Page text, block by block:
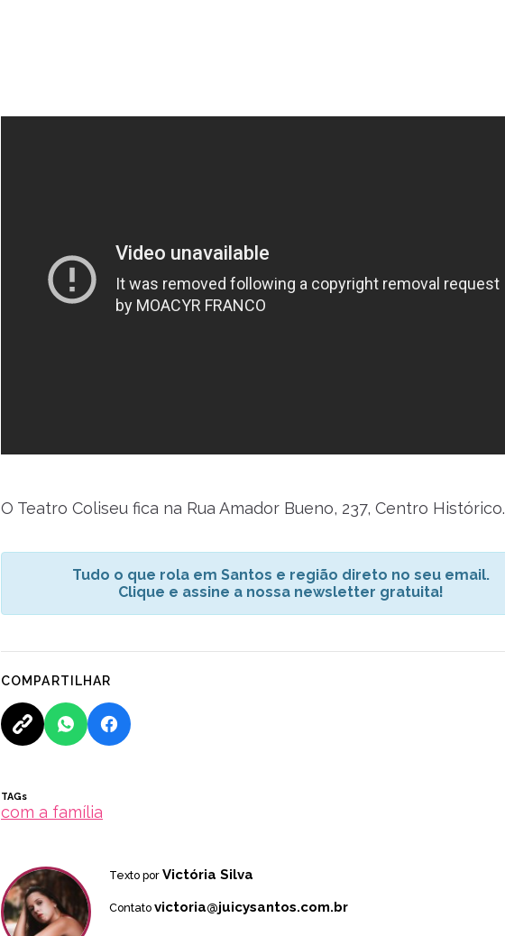
O Teatro Coliseu fica na Rua Amador Bueno, 237, Centro Histórico.
Tudo o que rola em Santos e região direto no seu email.
Clique e assine a nossa newsletter gratuita!
COMPARTILHAR
TAGs
com a família
Texto por Victória Silva
Contato victoria@juicysantos.com.br